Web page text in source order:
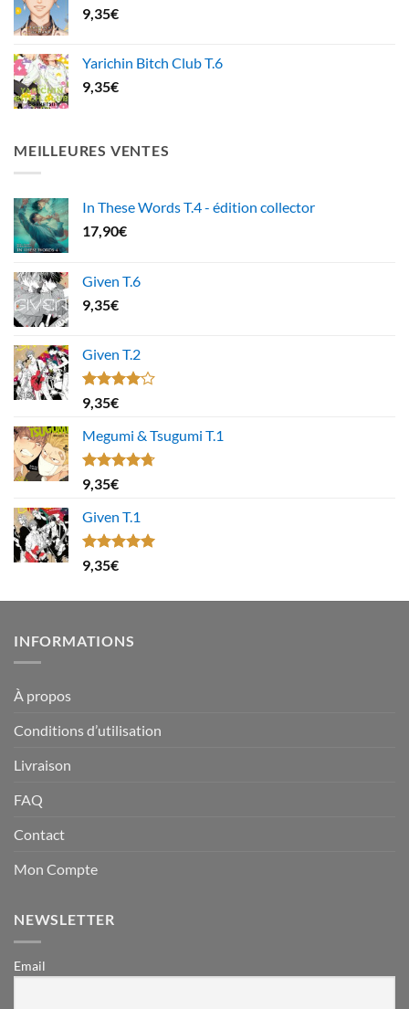
9,35€
Yarichin Bitch Club T.6
9,35€
MEILLEURES VENTES
In These Words T.4 - édition collector
17,90€
Given T.6
9,35€
Given T.2
Note
4.00
5
9,35€
Megumi & Tsugumi T.1
Note4.67
sur 5
9,35€
Given T.1
Note5.00
sur 5
9,35€
INFORMATIONS
À propos
Conditions d’utilisation
Livraison
FAQ
Contact
Mon Compte
NEWSLETTER
Email